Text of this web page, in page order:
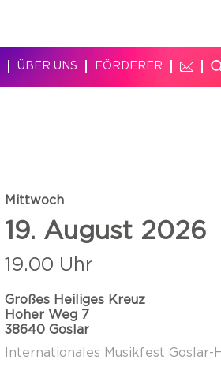
ÜBER UNS FÖRDERER
Mittwoch
19. August 2026
19.00 Uhr
Großes Heiliges Kreuz
Hoher Weg 7
38640 Goslar
Internationales Musikfest Goslar-